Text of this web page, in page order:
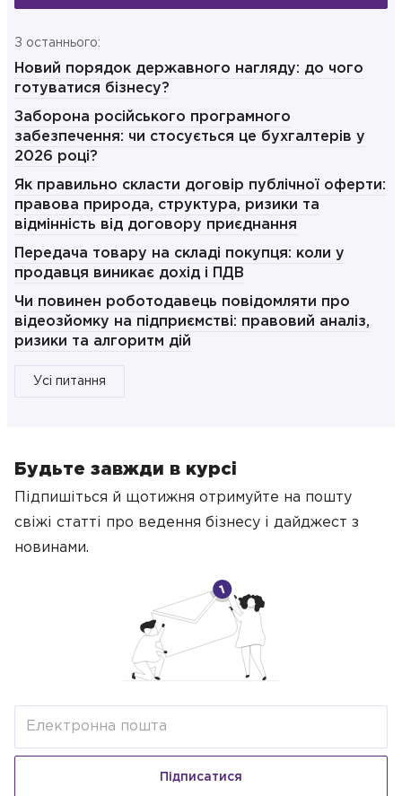
З останнього:
Новий порядок державного нагляду: до чого
готуватися бізнесу?
Заборона російського програмного
забезпечення: чи стосується це бухгалтерів у
2026 році?
Як правильно скласти договір публічної оферти:
правова природа, структура, ризики та
відмінність від договору приєднання
Передача товару на складі покупця: коли у
продавця виникає дохід і ПДВ
Чи повинен роботодавець повідомляти про
відеозйомку на підприємстві: правовий аналіз,
ризики та алгоритм дій
Усі питання
Будьте завжди в курсі
Підпишіться й щотижня отримуйте на пошту
свіжі статті про ведення бізнесу і дайджест з
новинами.
Підписатися